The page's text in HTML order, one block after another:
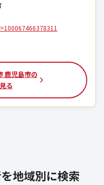
鹿児島市の
る
地域別に検索